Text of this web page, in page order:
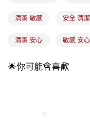
醒簡訊。
1.本服務係由「台灣大哥大
用戶於交易時，得透過本服務
每筆NT$100，滿NT$899(
付款後7-11取貨
清潔 敏感 安全 清潔
清潔 安心 敏感 安心
🌟你可能會喜歡